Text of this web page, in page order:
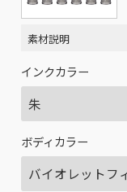
素材説明
インクカラー
ボディカラー